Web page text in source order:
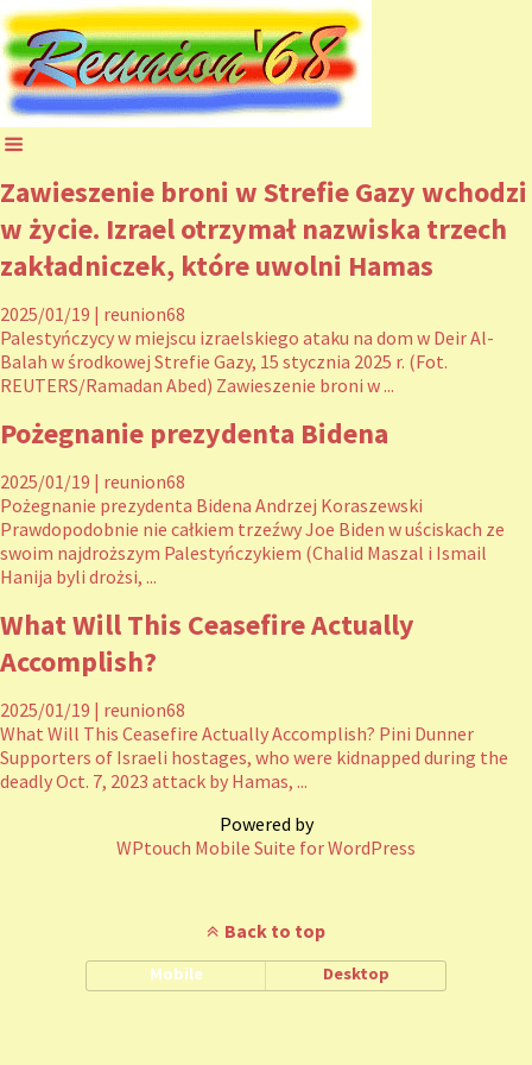
Zawieszenie broni w Strefie Gazy wchodzi
w życie. Izrael otrzymał nazwiska trzech
zakładniczek, które uwolni Hamas
2025/01/19 | reunion68
Palestyńczycy w miejscu izraelskiego ataku na dom w Deir Al-
Balah w środkowej Strefie Gazy, 15 stycznia 2025 r. (Fot.
REUTERS/Ramadan Abed) Zawieszenie broni w ...
Pożegnanie prezydenta Bidena
2025/01/19 | reunion68
Pożegnanie prezydenta Bidena Andrzej Koraszewski
Prawdopodobnie nie całkiem trzeźwy Joe Biden w uściskach ze
swoim najdroższym Palestyńczykiem (Chalid Maszal i Ismail
Hanija byli drożsi, ...
What Will This Ceasefire Actually
Accomplish?
2025/01/19 | reunion68
What Will This Ceasefire Actually Accomplish? Pini Dunner
Supporters of Israeli hostages, who were kidnapped during the
deadly Oct. 7, 2023 attack by Hamas, ...
Powered by
WPtouch Mobile Suite for WordPress
Back to top
Mobile Desktop